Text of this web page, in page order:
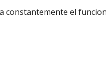
constantemente el